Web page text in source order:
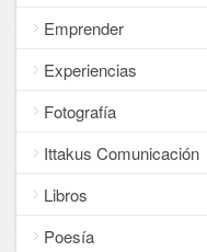
Emprender
Experiencias
Fotografía
Ittakus Comunicación
Libros
Poesía